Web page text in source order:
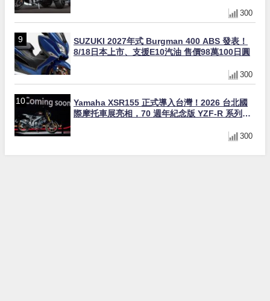
300
SUZUKI 2027年式 Burgman 400 ABS 發表！
8/18日本上市、支援E10汽油 售價98萬100日圓
300
Yamaha XSR155 正式導入台灣！2026 台北國
際摩托車展亮相，70 週年紀念版 YZF-R 系列限
300